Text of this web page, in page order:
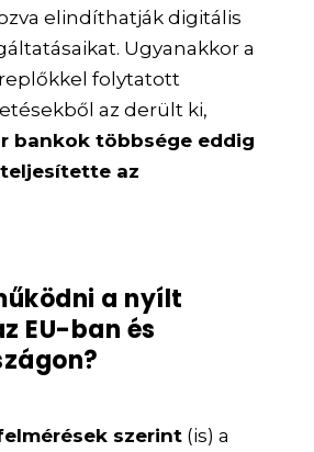
elindíthatják digitális
Ugyanakkor a
folytatott
az derült ki,
bankok többsége eddig
az
a nyílt
EU-ban és
szerint (is) a